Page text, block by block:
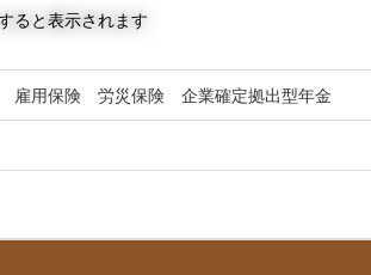
ると表示されます
用保険 労災保険 企業確定拠出型年金